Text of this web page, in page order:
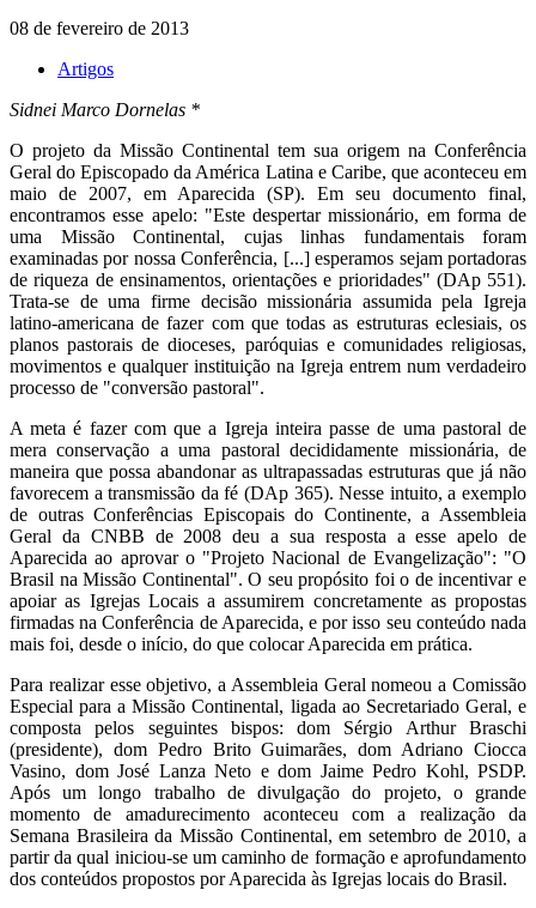
08 de fevereiro de 2013
Artigos
Sidnei Marco Dornelas *
O projeto da Missão Continental tem sua origem na Conferência
Geral do Episcopado da América Latina e Caribe, que aconteceu em
maio de 2007, em Aparecida (SP). Em seu documento final,
encontramos esse apelo: "Este despertar missionário, em forma de
uma Missão Continental, cujas linhas fundamentais foram
examinadas por nossa Conferência, [...] esperamos sejam portadoras
de riqueza de ensinamentos, orientações e prioridades" (DAp 551).
Trata-se de uma firme decisão missionária assumida pela Igreja
latino-americana de fazer com que todas as estruturas eclesiais, os
planos pastorais de dioceses, paróquias e comunidades religiosas,
movimentos e qualquer instituição na Igreja entrem num verdadeiro
processo de "conversão pastoral".
A meta é fazer com que a Igreja inteira passe de uma pastoral de
mera conservação a uma pastoral decididamente missionária, de
maneira que possa abandonar as ultrapassadas estruturas que já não
favorecem a transmissão da fé (DAp 365). Nesse intuito, a exemplo
de outras Conferências Episcopais do Continente, a Assembleia
Geral da CNBB de 2008 deu a sua resposta a esse apelo de
Aparecida ao aprovar o "Projeto Nacional de Evangelização": "O
Brasil na Missão Continental". O seu propósito foi o de incentivar e
apoiar as Igrejas Locais a assumirem concretamente as propostas
firmadas na Conferência de Aparecida, e por isso seu conteúdo nada
mais foi, desde o início, do que colocar Aparecida em prática.
Para realizar esse objetivo, a Assembleia Geral nomeou a Comissão
Especial para a Missão Continental, ligada ao Secretariado Geral, e
composta pelos seguintes bispos: dom Sérgio Arthur Braschi
(presidente), dom Pedro Brito Guimarães, dom Adriano Ciocca
Vasino, dom José Lanza Neto e dom Jaime Pedro Kohl, PSDP.
Após um longo trabalho de divulgação do projeto, o grande
momento de amadurecimento aconteceu com a realização da
Semana Brasileira da Missão Continental, em setembro de 2010, a
partir da qual iniciou-se um caminho de formação e aprofundamento
dos conteúdos propostos por Aparecida às Igrejas locais do Brasil.